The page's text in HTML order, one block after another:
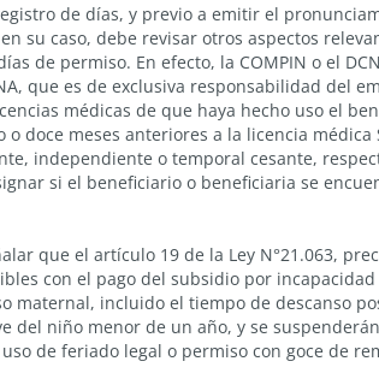
de días, y previo a emitir el
en su caso, debe revisar otros aspectos
de permiso. En efecto, la COMPIN o el
que es de exclusiva responsabilidad del
médicas de que haya hecho uso el
o doce meses anteriores a la licencia médica
independiente o temporal cesante,
si el beneficiario o beneficiaria se
que el artículo 19 de la Ley N°21.063,
con el pago del subsidio por
maternal, incluido el tiempo de descanso
del niño menor de un año, y se
de feriado legal o permiso con goce de